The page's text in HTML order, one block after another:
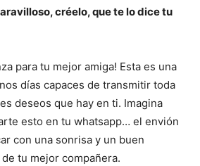
créelo, que te lo dice tu
para tu mejor amiga! Esta es una
días capaces de transmitir toda
deseos que hay en ti. Imagina
esto en tu whatsapp… el envión
con una sonrisa y un buen
tu mejor compañera.